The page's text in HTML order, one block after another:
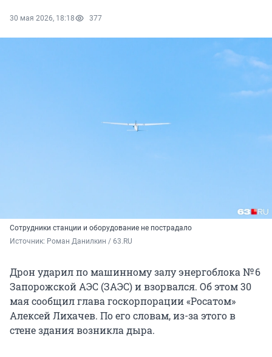
30 мая 2026, 18:18 377
Сотрудники станции и оборудование не пострадало
Источник: Роман Данилкин / 63.RU
Дрон ударил по машинному залу энергоблока № 6
Запорожской АЭС (ЗАЭС) и взорвался. Об этом 30
мая сообщил глава госкорпорации «Росатом»
Алексей Лихачев. По его словам, из-за этого в
стене здания возникла дыра.